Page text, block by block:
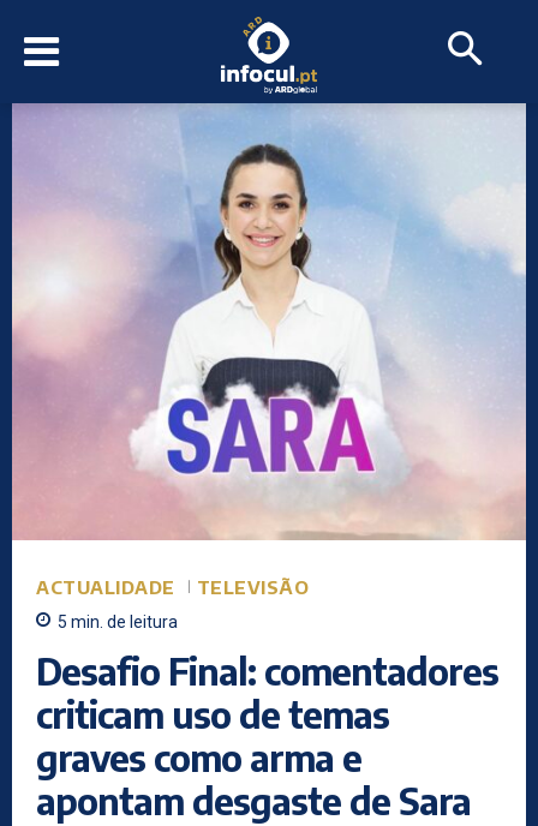
ACTUALIDADE TELEVISÃO
5 min. de leitura
Desafio Final: comentadores
criticam uso de temas
graves como arma e
apontam desgaste de Sara